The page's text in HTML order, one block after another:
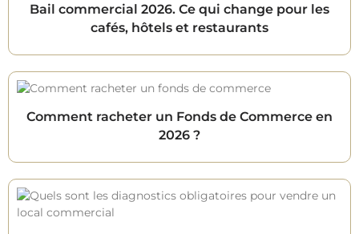
Bail commercial 2026. Ce qui change pour les
cafés, hôtels et restaurants
Comment racheter un Fonds de Commerce en
2026 ?